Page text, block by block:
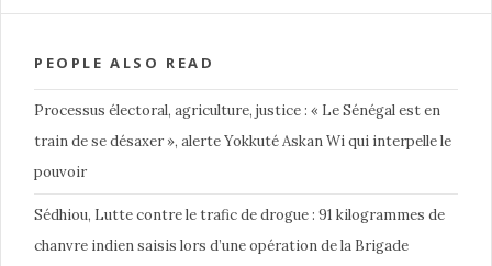
PEOPLE ALSO READ
Processus électoral, agriculture, justice : « Le Sénégal est en
train de se désaxer », alerte Yokkuté Askan Wi qui interpelle le
pouvoir
Sédhiou, Lutte contre le trafic de drogue : 91 kilogrammes de
chanvre indien saisis lors d’une opération de la Brigade